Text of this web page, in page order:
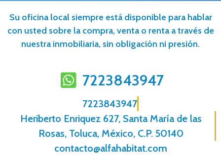
Su oficina local siempre está disponible para hablar
con usted sobre la compra, venta o renta a través de
nuestra inmobiliaria, sin obligación ni presión.
7223843947
7223843947
Heriberto Enri­quez 627, Santa María de las
Rosas, Toluca, México, C.P. 50140
contacto@alfahabitat.com